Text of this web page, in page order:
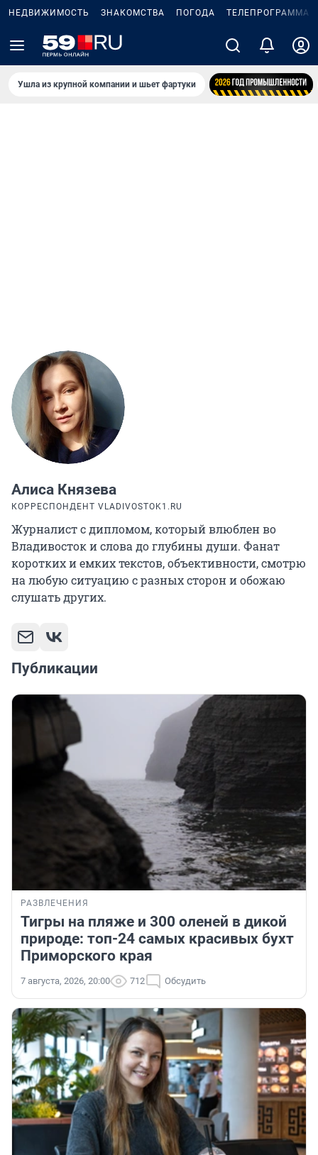
НЕДВИЖИМОСТЬ ЗНАКОМСТВА ПОГОДА ТЕЛЕПРОГРАММА
Ушла из крупной компании и шьет фартуки
Алиса Князева
КОРРЕСПОНДЕНТ VLADIVOSTOK1.RU
Журналист с дипломом, который влюблен во
Владивосток и слова до глубины души. Фанат
коротких и емких текстов, объективности, смотрю
на любую ситуацию с разных сторон и обожаю
слушать других.
Публикации
РАЗВЛЕЧЕНИЯ
Тигры на пляже и 300 оленей в дикой
природе: топ-24 самых красивых бухт
Приморского края
7 августа, 2026, 20:00 712 Обсудить